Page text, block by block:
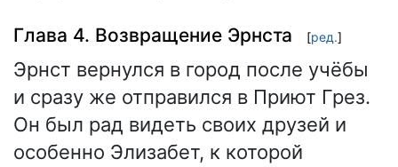
Глава 4. Возвращение Эрнста [ред.]
Эрнст вернулся в город после учёбы
и сразу же отправился в Приют Грез.
Он был рад видеть своих друзей и
особенно Элизабет, к которой